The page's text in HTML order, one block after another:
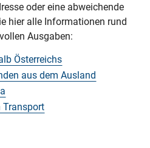
& schnell
oder eine abweichende
hier alle Informationen rund
Ausgaben:
Österreichs
aus dem Ausland
Transport